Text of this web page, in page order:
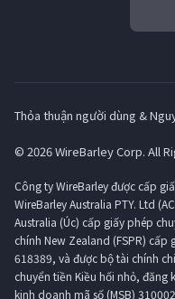
Thỏa thuận người dùng &
© 2026 WireBarley Corp. All
Công ty WireBarley được cấp
WireBarley Australia PTY. Ltd
Australia (Úc) cấp giấy phép
chính New Zealand (FSPR)
618389, và được bộ tài chính
chuyển tiền Kiều hối nhỏ, đăng
kinh doanh mã số (MSB)